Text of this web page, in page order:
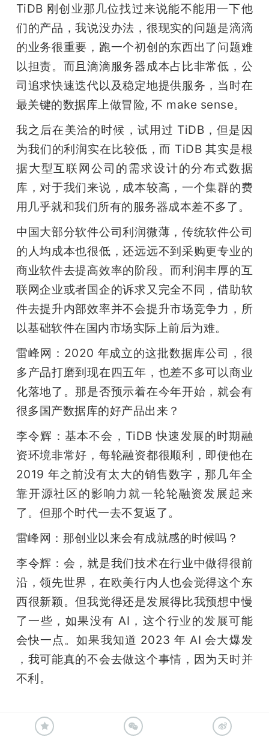
TiDB 刚创业那几位找过来说能不能用一下他
们的产品，我说没办法，很现实的问题是滴滴
的业务很重要，跑一个初创的东西出了问题难
以担责。而且滴滴服务器成本占比非常低，公
司追求快速迭代以及稳定地提供服务，当时在
最关键的数据库上做冒险, 不 make sense。
我之后在美洽的时候，试用过 TiDB，但是因
为我们的利润实在比较低，而 TiDB 其实是根
据大型互联网公司的需求设计的分布式数据
库，对于我们来说，成本较高，一个集群的费
用几乎就和我们所有的服务器成本差不多了。
中国大部分软件公司利润微薄，传统软件公司
的人均成本也很低，还远远不到采购更专业的
商业软件去提高效率的阶段。而利润丰厚的互
联网企业或者国企的诉求又完全不同，借助软
件去提升内部效率并不会提升市场竞争力，所
以基础软件在国内市场实际上前后为难。
雷峰网：2020 年成立的这批数据库公司，很
多产品打磨到现在四五年，也差不多可以商业
化落地了。那是否预示着在今年开始，就会有
很多国产数据库的好产品出来？
李令辉：基本不会，TiDB 快速发展的时期融
资环境非常好，每轮融资都很顺利，即便他在
2019 年之前没有太大的销售数字，那几年全
靠开源社区的影响力就一轮轮融资发展起来
了。但那个时代一去不复返了。
雷峰网：那创业以来会有成就感的时候吗？
李令辉：会，就是我们技术在行业中做得很前
沿，领先世界，在欧美行内人也会觉得这个东
西很新颖。但我觉得还是发展得比我预想中慢
了一些，如果没有 AI，这个行业的发展可能
会快一点。如果我知道 2023 年 AI 会大爆发
，我可能真的不会去做这个事情，因为天时并
不利。